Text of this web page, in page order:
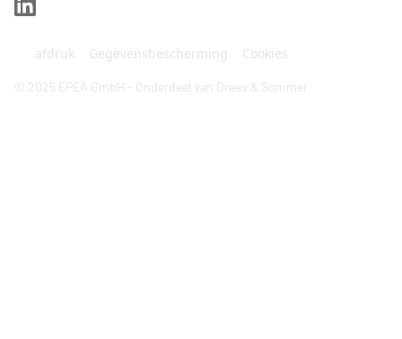
© 2025 EPEA GmbH - Onderdeel van Drees & Sommer
afdruk Gegevensbescherming Cookies